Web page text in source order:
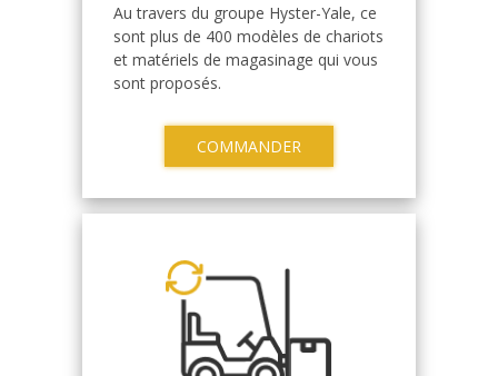
Au travers du groupe Hyster-Yale, ce
sont plus de 400 modèles de chariots
et matériels de magasinage qui vous
sont proposés.
COMMANDER